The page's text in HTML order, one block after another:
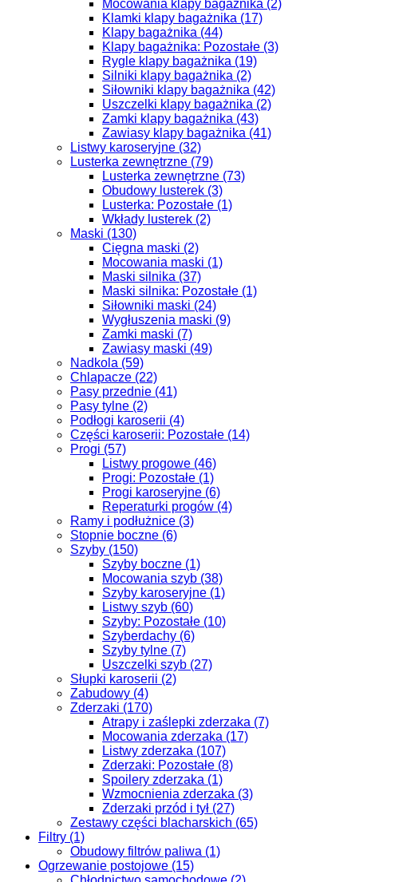
Mocowania klapy bagażnika (2)
Klamki klapy bagażnika (17)
Klapy bagażnika (44)
Klapy bagażnika: Pozostałe (3)
Rygle klapy bagażnika (19)
Silniki klapy bagażnika (2)
Siłowniki klapy bagażnika (42)
Uszczelki klapy bagażnika (2)
Zamki klapy bagażnika (43)
Zawiasy klapy bagażnika (41)
Listwy karoseryjne (32)
Lusterka zewnętrzne (79)
Lusterka zewnętrzne (73)
Obudowy lusterek (3)
Lusterka: Pozostałe (1)
Wkłady lusterek (2)
Maski (130)
Cięgna maski (2)
Mocowania maski (1)
Maski silnika (37)
Maski silnika: Pozostałe (1)
Siłowniki maski (24)
Wygłuszenia maski (9)
Zamki maski (7)
Zawiasy maski (49)
Nadkola (59)
Chlapacze (22)
Pasy przednie (41)
Pasy tylne (2)
Podłogi karoserii (4)
Części karoserii: Pozostałe (14)
Progi (57)
Listwy progowe (46)
Progi: Pozostałe (1)
Progi karoseryjne (6)
Reperaturki progów (4)
Ramy i podłużnice (3)
Stopnie boczne (6)
Szyby (150)
Szyby boczne (1)
Mocowania szyb (38)
Szyby karoseryjne (1)
Listwy szyb (60)
Szyby: Pozostałe (10)
Szyberdachy (6)
Szyby tylne (7)
Uszczelki szyb (27)
Słupki karoserii (2)
Zabudowy (4)
Zderzaki (170)
Atrapy i zaślepki zderzaka (7)
Mocowania zderzaka (17)
Listwy zderzaka (107)
Zderzaki: Pozostałe (8)
Spoilery zderzaka (1)
Wzmocnienia zderzaka (3)
Zderzaki przód i tył (27)
Zestawy części blacharskich (65)
Filtry (1)
Obudowy filtrów paliwa (1)
Ogrzewanie postojowe (15)